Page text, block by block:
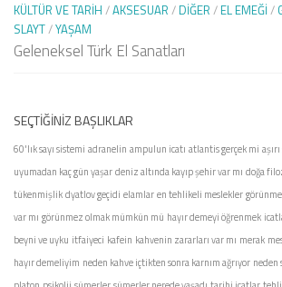
KÜLTÜR VE TARIH /AKSESUAR / DIĞER / EL EMEĞI/
SLAYT/YAŞAM
Geleneksel Türk El Sanatları
SEÇTIĞINIZ BAŞLIKLAR
60'lık sayı sistemi adranelin ampulun icatı atlantis gerçek mi
uyumadan kaç gün yaşardeniz altında kayıp şehir var mı doğa
tükenmişlikdyatlov geçidi elamlaren tehlikeli meslekler
var mı görünmez olmak mümkün mü hayır demeyi öğrenmek
beyni ve uyku itfaiyeci kafein kahvenin zararları var mı merak
hayır demeliyim neden kahve içtikten sonra karnım ağrıyor neden